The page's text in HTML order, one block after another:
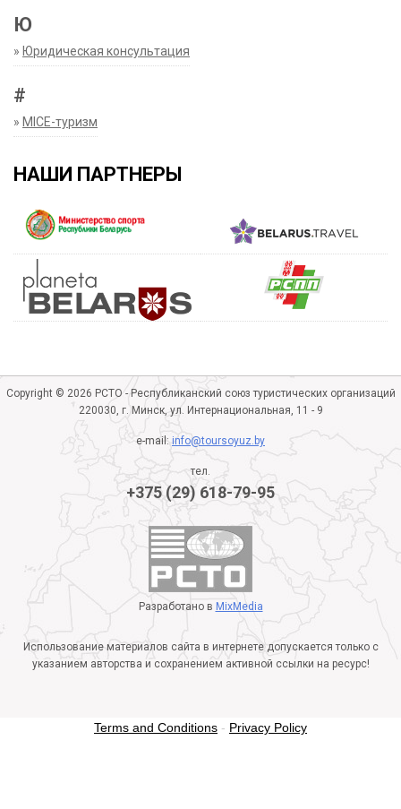
Ю
» Юридическая консультация
#
» MICE-туризм
НАШИ ПАРТНЕРЫ
Copyright © 2026 РСТО - Республиканский союз туристических организаций
220030, г. Минск, ул. Интернациональная, 11 - 9
e-mail:info@toursoyuz.by
тел.
+375 (29) 618-79-95
Разработано в MixMedia
Использование материалов сайта в интернете допускается только с
указанием авторства и сохранением активной ссылки на ресурс!
Terms and Conditions - Privacy Policy